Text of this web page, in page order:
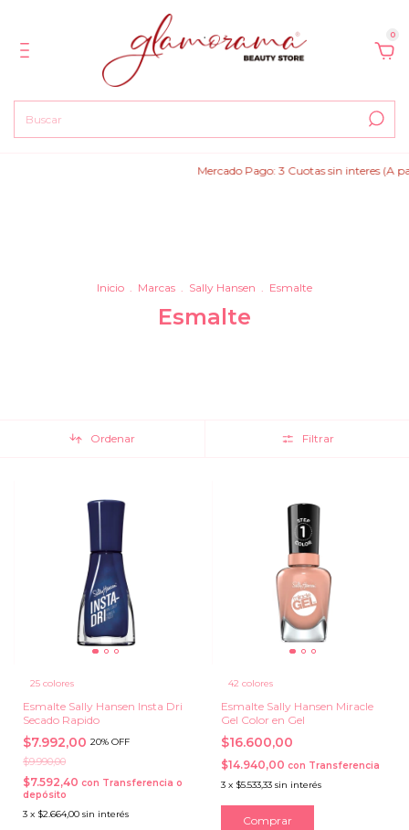
0
Mercado Pago: 3 Cuotas sin interes (A partir
Inicio . Marcas . Sally Hansen . Esmalte
Esmalte
Ordenar Filtrar
25 colores
Esmalte Sally Hansen Insta Dri
Secado Rapido
$7.992,00 20% OFF
$9.990,00
$7.592,40 con Transferencia o
depósito
3 x $2.664,00 sin interés
42 colores
Esmalte Sally Hansen Miracle
Gel Color en Gel
$16.600,00
$14.940,00 con Transferencia
3 x $5.533,33 sin interés
Comprar